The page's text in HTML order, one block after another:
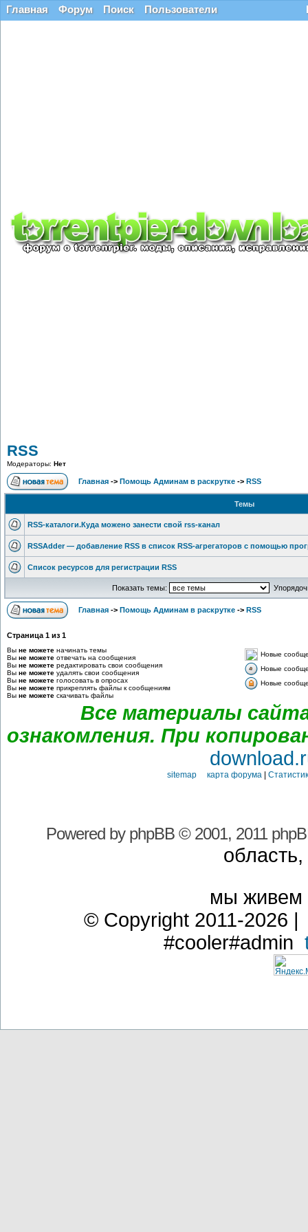
Главная Форум Поиск Пользователи
RSS
Модераторы: Нет
Главная -> Помощь Админам в раскрутке -> RSS
Темы
RSS-каталоги.Куда можено занести свой rss-канал
RSSAdder — добавление RSS в список RSS-агрегаторов c помощью
Список ресурсов для регистрации RSS
Показать темы:
Главная -> Помощь Админам в раскрутке -> RSS
Страница 1 из 1
Вы не можете начинать темы
Вы не можете отвечать на сообщения
Вы не можете редактировать свои сообщения
Вы не можете удалять свои сообщения
Вы не можете голосовать в опросах
Вы не можете прикреплять файлы к сообщениям
Вы не можете скачивать файлы
Новые
Новые
Новые
Все материалы
ознакомления. При
sitemap карта форума|
Powered by phpBB© 2001, 2011
мы
© Copyright 2011-2026
#cooler#admin